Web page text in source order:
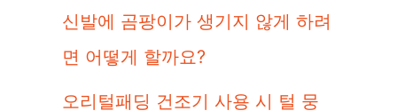
신발에 곰팡이가 생기지 않게 하려
면 어떻게 할까요?
오리털패딩 건조기 사용 시 털 뭉